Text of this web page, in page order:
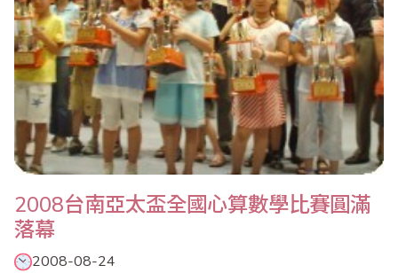
2008台南亞太盃全國心算數學比賽圓滿
落幕
2008-08-24